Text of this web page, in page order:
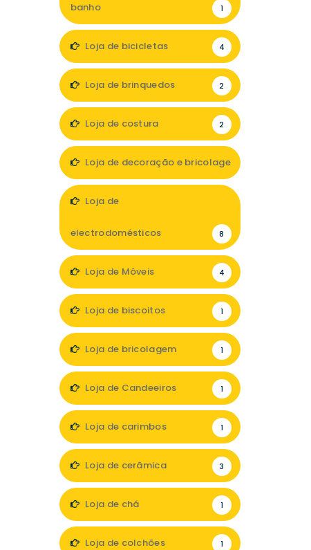
banho 1
Loja de bicicletas 4
Loja de brinquedos 2
Loja de costura 2
Loja de decoração e bricolage
Loja de
electrodomésticos 8
Loja de Móveis 4
Loja de biscoitos 1
Loja de bricolagem 1
Loja de Candeeiros 1
Loja de carimbos 1
Loja de cerâmica 3
Loja de chá 1
Loja de colchões 1